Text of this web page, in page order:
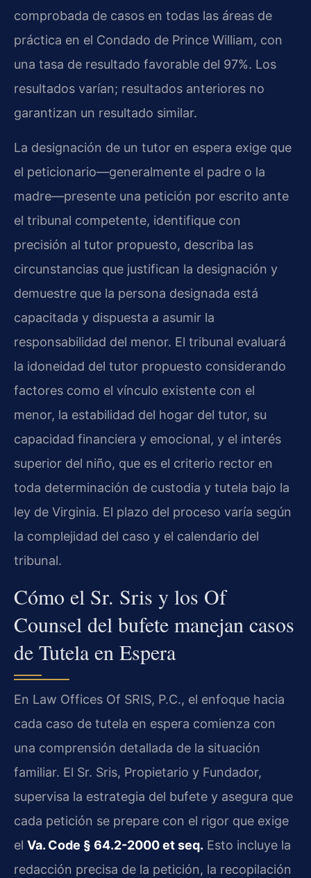
comprobada de casos en todas las áreas de
práctica en el Condado de Prince William, con
una tasa de resultado favorable del 97%. Los
resultados varían; resultados anteriores no
garantizan un resultado similar.
La designación de un tutor en espera exige que
el peticionario—generalmente el padre o la
madre—presente una petición por escrito ante
el tribunal competente, identifique con
precisión al tutor propuesto, describa las
circunstancias que justifican la designación y
demuestre que la persona designada está
capacitada y dispuesta a asumir la
responsabilidad del menor. El tribunal evaluará
la idoneidad del tutor propuesto considerando
factores como el vínculo existente con el
menor, la estabilidad del hogar del tutor, su
capacidad financiera y emocional, y el interés
superior del niño, que es el criterio rector en
toda determinación de custodia y tutela bajo la
ley de Virginia. El plazo del proceso varía según
la complejidad del caso y el calendario del
tribunal.
Cómo el Sr. Sris y los Of
Counsel del bufete manejan casos
de Tutela en Espera
En Law Offices Of SRIS, P.C., el enfoque hacia
cada caso de tutela en espera comienza con
una comprensión detallada de la situación
familiar. El Sr. Sris, Propietario y Fundador,
supervisa la estrategia del bufete y asegura que
cada petición se prepare con el rigor que exige
el Va. Code § 64.2-2000 et seq. Esto incluye la
redacción precisa de la petición, la recopilación